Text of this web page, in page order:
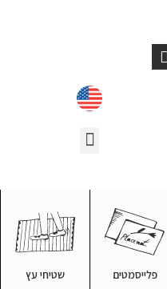
שטיחי עץ פלייסמטים